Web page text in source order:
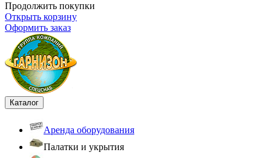
Продолжить покупки
Открыть корзину
Оформить заказ
Каталог
Аренда оборудования
Палатки и укрытия